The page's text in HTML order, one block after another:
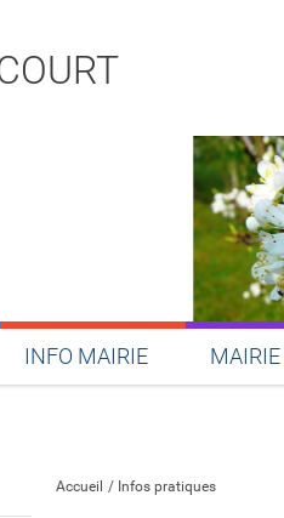
INFO MAIRIE MAIRIE
Accueil Infos pratiques